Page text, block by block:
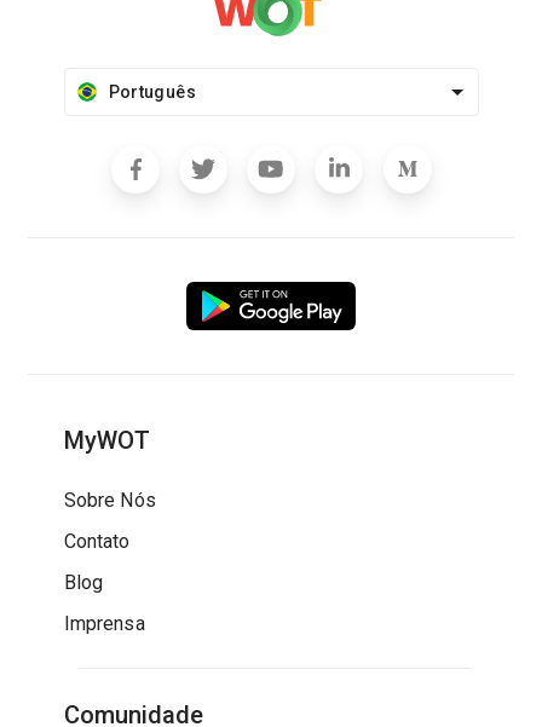
Português
MyWOT
Sobre Nós
Contato
Blog
Imprensa
Comunidade